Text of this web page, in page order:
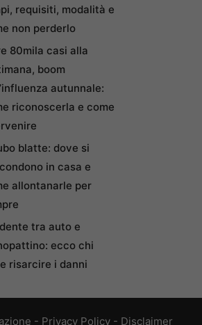
requisiti, modalità e
non perderlo
80mila casi alla
boom
autunnale:
riconoscerla e come
blatte: dove si
in casa e
allontanarle per
tra auto e
ecco chi
risarcire i danni
- Privacy Policy - Disclaimer